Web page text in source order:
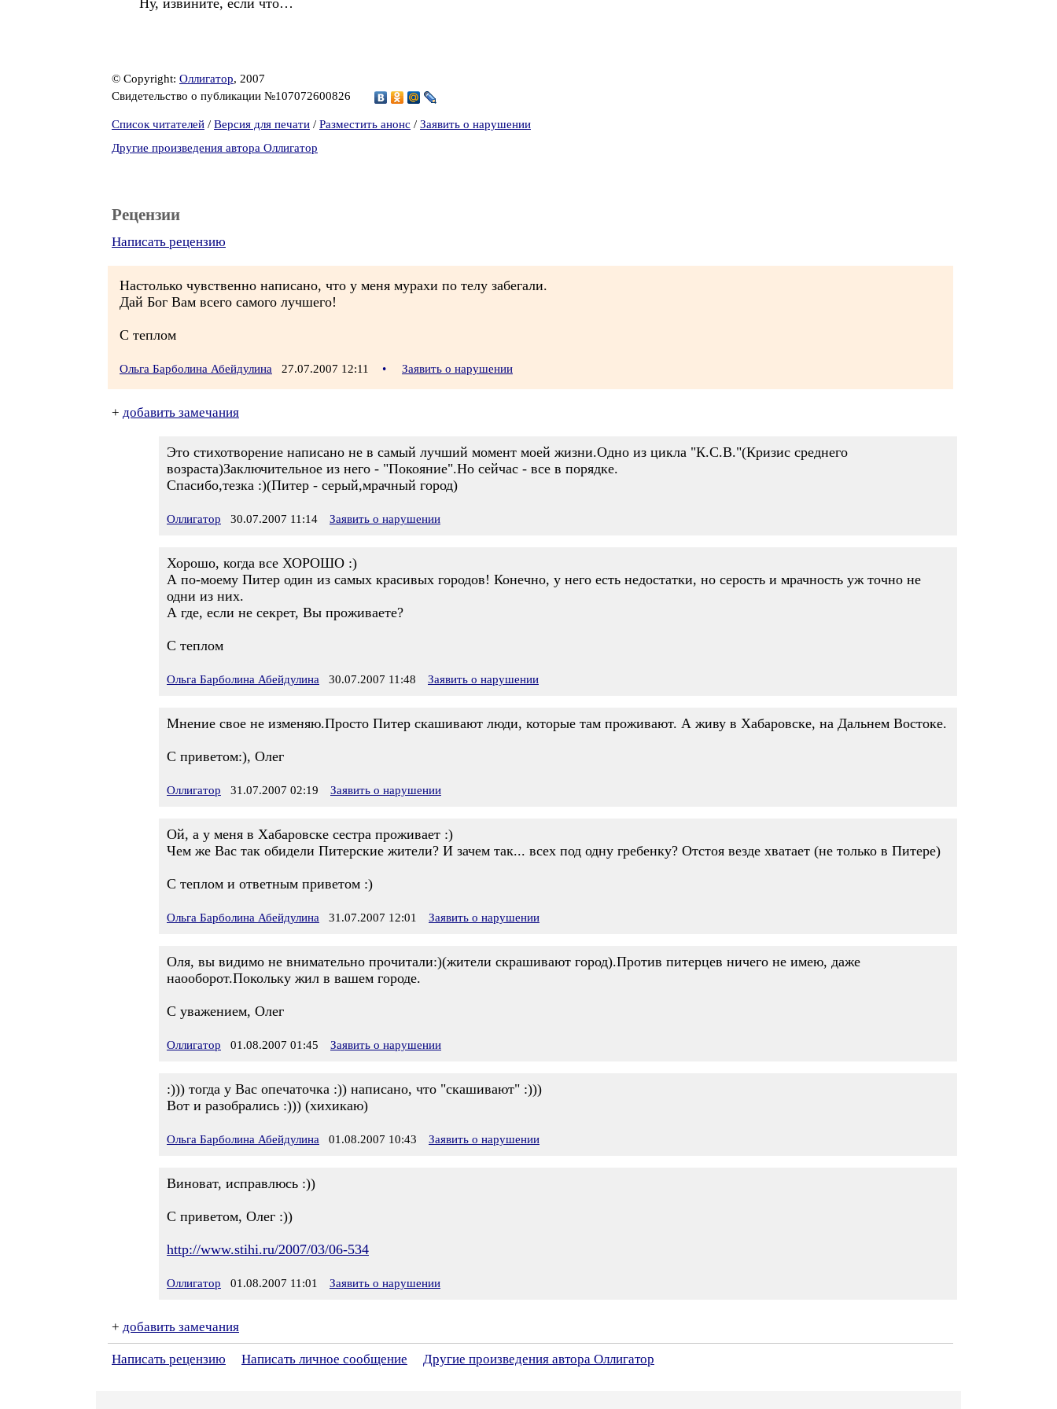
Ну, извините, если что…
© Copyright: Оллигатор, 2007
Свидетельство о публикации №107072600826
Список читателей / Версия для печати / Разместить анонс / Заявить о нарушении
Другие произведения автора Оллигатор
Рецензии
Написать рецензию
Настолько чувственно написано, что у меня мурахи по телу забегали.
Дай Бог Вам всего самого лучшего!
С теплом
Ольга Барболина Абейдулина 27.07.2007 12:11 • Заявить о нарушении
+ добавить замечания
Это стихотворение написано не в самый лучший момент моей жизни.Одно из цикла "К.С.В."(Кризис среднего
возраста)Заключительное из него - "Покояние".Но сейчас - все в порядке.
Спасибо,тезка :)(Питер - серый,мрачный город)
Оллигатор 30.07.2007 11:14 Заявить о нарушении
Хорошо, когда все ХОРОШО :)
А по-моему Питер один из самых красивых городов! Конечно, у него есть недостатки, но серость и мрачность уж точно не
одни из них.
А где, если не секрет, Вы проживаете?
С теплом
Ольга Барболина Абейдулина 30.07.2007 11:48 Заявить о нарушении
Мнение свое не изменяю.Просто Питер скашивают люди, которые там проживают. А живу в Хабаровске, на Дальнем Востоке.
С приветом:), Олег
Оллигатор 31.07.2007 02:19 Заявить о нарушении
Ой, а у меня в Хабаровске сестра проживает :)
Чем же Вас так обидели Питерские жители? И зачем так... всех под одну гребенку? Отстоя везде хватает (не только в Питере)
С теплом и ответным приветом :)
Ольга Барболина Абейдулина 31.07.2007 12:01 Заявить о нарушении
Оля, вы видимо не внимательно прочитали:)(жители скрашивают город).Против питерцев ничего не имею, даже
наооборот.Покольку жил в вашем городе.
С уважением, Олег
Оллигатор 01.08.2007 01:45 Заявить о нарушении
:))) тогда у Вас опечаточка :)) написано, что "скашивают" :)))
Вот и разобрались :))) (хихикаю)
Ольга Барболина Абейдулина 01.08.2007 10:43 Заявить о нарушении
Виноват, исправлюсь :))
С приветом, Олег :))
http://www.stihi.ru/2007/03/06-534
Оллигатор 01.08.2007 11:01 Заявить о нарушении
+ добавить замечания
Написать рецензию Написать личное сообщение Другие произведения автора Оллигатор